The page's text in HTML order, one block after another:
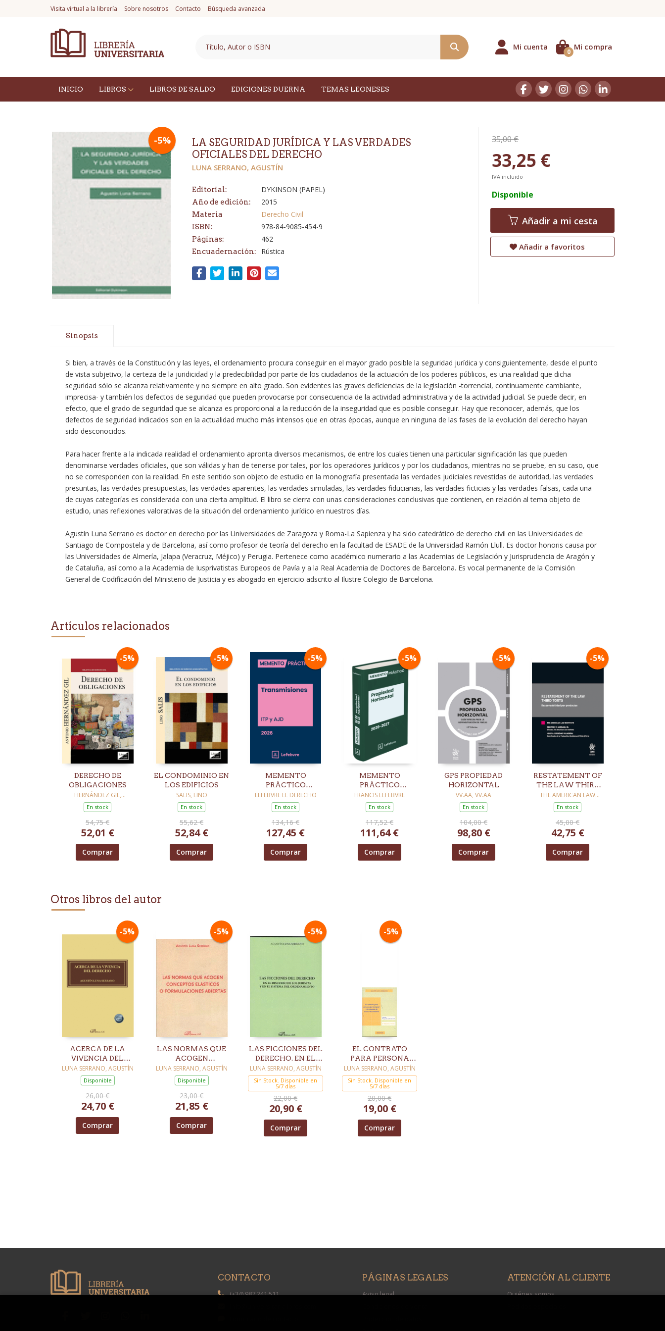
Visita virtual a la librería Sobre nosotros Contacto Búsqueda avanzada
Mi cuenta Mi compra
0
INICIO LIBROS LIBROS DE SALDO EDICIONES DUERNA TEMAS LEONESES
-5%
LA SEGURIDAD JURÍDICA Y LAS VERDADES
OFICIALES DEL DERECHO
LUNA SERRANO, AGUSTÍN
Editorial: DYKINSON (PAPEL)
Año de edición: 2015
Materia Derecho Civil
ISBN: 978-84-9085-454-9
Páginas: 462
Encuadernación: Rústica
35,00 €
33,25 €
IVA incluido
Disponible
Añadir a mi cesta
Añadir a favoritos
Sinopsis
Si bien, a través de la Constitución y las leyes, el ordenamiento procura conseguir en el mayor grado posible la seguridad jurídica y consiguientemente, desde el punto
de vista subjetivo, la certeza de la juridicidad y la predecibilidad por parte de los ciudadanos de la actuación de los poderes públicos, es una realidad que dicha
seguridad sólo se alcanza relativamente y no siempre en alto grado. Son evidentes las graves deficiencias de la legislación -torrencial, continuamente cambiante,
imprecisa- y también los defectos de seguridad que pueden provocarse por consecuencia de la actividad administrativa y de la actividad judicial. Se puede decir, en
efecto, que el grado de seguridad que se alcanza es proporcional a la reducción de la inseguridad que es posible conseguir. Hay que reconocer, además, que los
defectos de seguridad indicados son en la actualidad mucho más intensos que en otras épocas, aunque en ninguna de las fases de la evolución del derecho hayan
sido desconocidos.
Para hacer frente a la indicada realidad el ordenamiento apronta diversos mecanismos, de entre los cuales tienen una particular significación las que pueden
denominarse verdades oficiales, que son válidas y han de tenerse por tales, por los operadores jurídicos y por los ciudadanos, mientras no se pruebe, en su caso, que
no se corresponden con la realidad. En este sentido son objeto de estudio en la monografía presentada las verdades judiciales revestidas de autoridad, las verdades
presuntas, las verdades presupuestas, las verdades aparentes, las verdades simuladas, las verdades fiduciarias, las verdades ficticias y las verdades falsas, cada una
de cuyas categorías es considerada con una cierta amplitud. El libro se cierra con unas consideraciones conclusivas que contienen, en relación al tema objeto de
estudio, unas reflexiones valorativas de la situación del ordenamiento jurídico en nuestros días.
Agustín Luna Serrano es doctor en derecho por las Universidades de Zaragoza y Roma-La Sapienza y ha sido catedrático de derecho civil en las Universidades de
Santiago de Compostela y de Barcelona, así como profesor de teoría del derecho en la facultad de ESADE de la Universidad Ramón Llull. Es doctor honoris causa por
las Universidades de Almería, Jalapa (Veracruz, Méjico) y Perugia. Pertenece como académico numerario a las Academias de Legislación y Jurisprudencia de Aragón y
de Cataluña, así como a la Academia de Iusprivatistas Europeos de Pavía y a la Real Academia de Doctores de Barcelona. Es vocal permanente de la Comisión
General de Codificación del Ministerio de Justicia y es abogado en ejercicio adscrito al Ilustre Colegio de Barcelona.
Artículos relacionados
-5%
DERECHO DE
OBLIGACIONES
HERNÁNDEZ GIL,
ANTONIO
En stock
54,75 €
52,01 €
Comprar
-5%
EL CONDOMINIO EN
LOS EDIFICIOS
SALIS, LINO
En stock
55,62 €
52,84 €
Comprar
-5%
MEMENTO
PRÁCTICO
TRANSMISIONES
(ITP Y AJD) 2026
LEFEBVRE EL DERECHO
En stock
134,16 €
127,45 €
Comprar
-5%
MEMENTO
PRÁCTICO
PROPIEDAD
HORIZONTAL 2026-
2027
FRANCIS LEFEBVRE
En stock
117,52 €
111,64 €
Comprar
-5%
GPS PROPIEDAD
HORIZONTAL
VV.AA, VV.AA
En stock
104,00 €
98,80 €
Comprar
-5%
RESTATEMENT OF
THE LAW THIRD
TORTS
THE AMERICAN LAW
INSTITUTE
En stock
45,00 €
42,75 €
Comprar
Otros libros del autor
-5%
ACERCA DE LA
VIVENCIA DEL
DERECHO
LUNA SERRANO, AGUSTÍN
Disponible
26,00 €
24,70 €
Comprar
-5%
LAS NORMAS QUE
ACOGEN
CONCEPTOS
ELÁSTICOS O
FORMULACIONES
ABIERTAS
LUNA SERRANO, AGUSTÍN
Disponible
23,00 €
21,85 €
Comprar
-5%
LAS FICCIONES DEL
DERECHO. EN EL
DISCURSO DE LOS
JURISTAS Y EN EL
SISTEMA DEL
ORDENAMIENTO
LUNA SERRANO, AGUSTÍN
Sin Stock. Disponible en
5/7 días
22,00 €
20,90 €
Comprar
-5%
EL CONTRATO
PARA PERSONA
POR DESIGNAR Y LA
CLÁUSULA DE
RESERVA DE
NOMBRAR
LUNA SERRANO, AGUSTÍN
Sin Stock. Disponible en
5/7 días
20,00 €
19,00 €
Comprar
CONTACTO
(+34) 987 241 511
PÁGINAS LEGALES
Aviso legal
ATENCIÓN AL CLIENTE
Quiénes somos